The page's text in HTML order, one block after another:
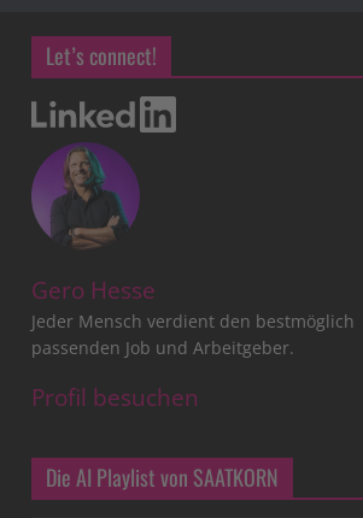
Let’s connect!
Gero Hesse
Jeder Mensch verdient den bestmöglich
passenden Job und Arbeitgeber.
Profil besuchen
Die AI Playlist von SAATKORN